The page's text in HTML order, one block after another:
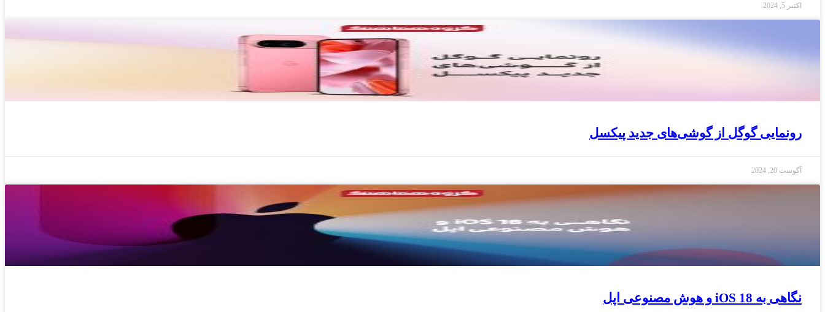
اکتبر 5, 2024
رونمایی گوگل از گوشی‌های جدید پیکسل
آگوست 20, 2024
نگاهی به iOS 18 و هوش مصنوعی اپل